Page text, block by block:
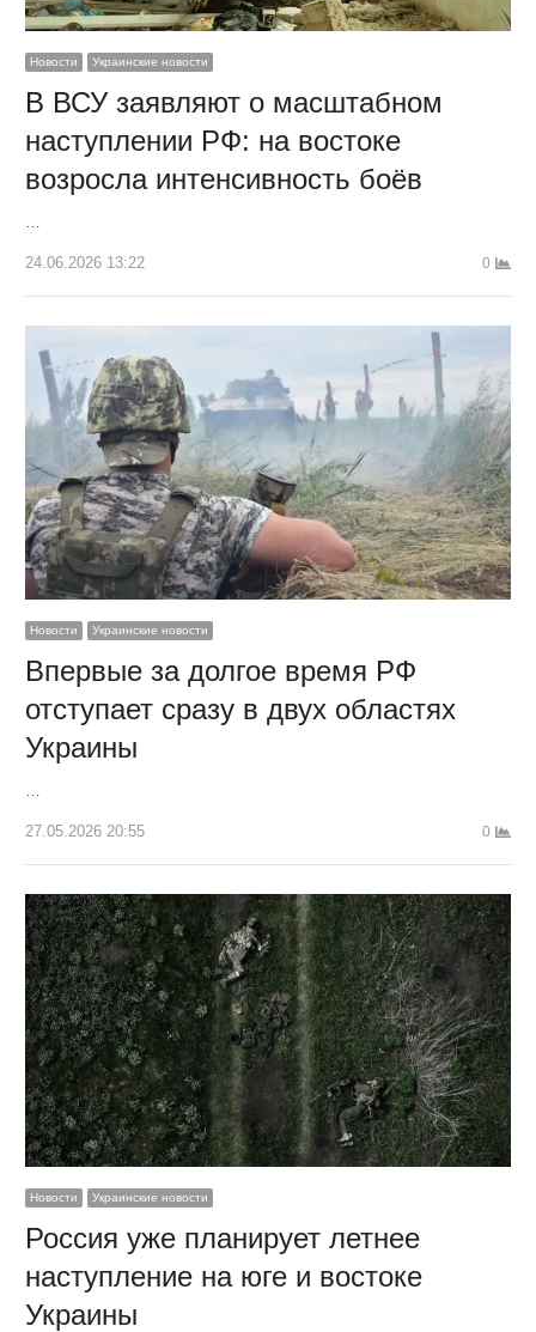
Новости Украинские новости
В ВСУ заявляют о масштабном
наступлении РФ: на востоке
возросла интенсивность боёв
…
24.06.2026 13:22 0
Новости Украинские новости
Впервые за долгое время РФ
отступает сразу в двух областях
Украины
27.05.2026 20:55 0
Новости Украинские новости
Россия уже планирует летнее
наступление на юге и востоке
Украины